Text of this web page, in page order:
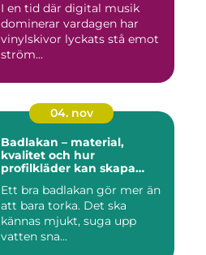
I en tid där digital musik
dominerar vardagen har
vinylskivor lyckats stå emot
ström...
04. nov
Badlakan – material,
kvalitet och hur
profilkläder kan skapa
Ett bra badlakan gör mer än
att bara torka. Det ska
kännas mjukt, suga upp
vatten sna...